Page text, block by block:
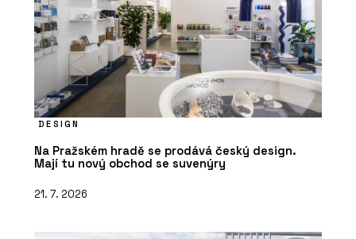
DESIGN
Na Pražském hradě se prodává český design.
Mají tu nový obchod se suvenýry
21. 7. 2026